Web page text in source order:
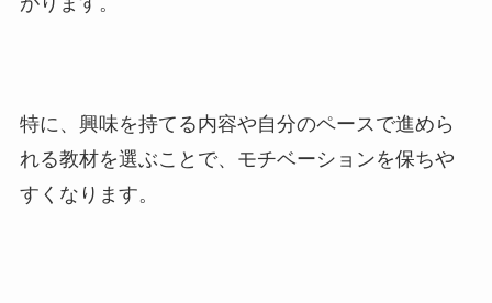
特に、興味を持てる内容や自分のペースで進めら
れる教材を選ぶことで、モチベーションを保ちや
すくなります。